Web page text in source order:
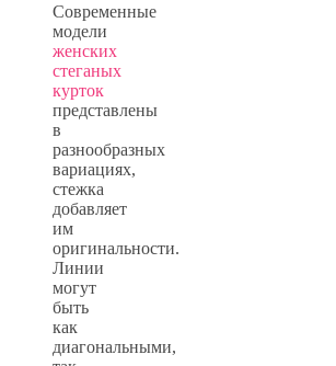
Современные
модели
женских
стеганых
курток
представлены
в
разнообразных
вариациях,
стежка
добавляет
им
оригинальности.
Линии
могут
быть
как
диагональными,